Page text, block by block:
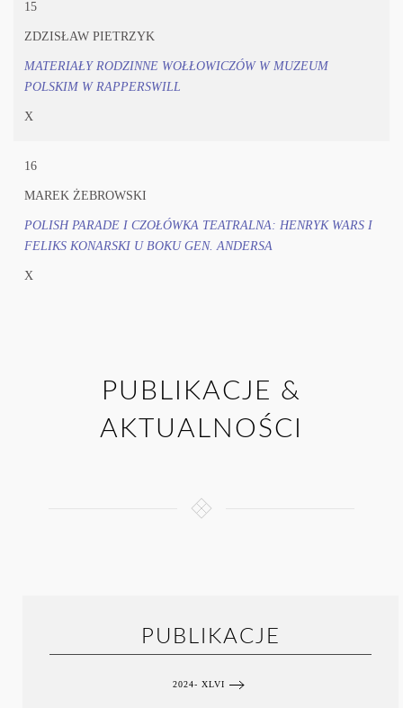
15
ZDZISŁAW PIETRZYK
MATERIAŁY RODZINNE WOŁŁOWICZÓW W MUZEUM
POLSKIM W RAPPERSWILL
X
16
MAREK ŻEBROWSKI
POLISH PARADE I CZOŁÓWKA TEATRALNA: HENRYK WARS I
FELIKS KONARSKI U BOKU GEN. ANDERSA
X
PUBLIKACJE &
AKTUALNOŚCI
PUBLIKACJE
2024- XLVI